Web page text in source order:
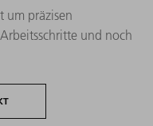
um präzisen
und noch